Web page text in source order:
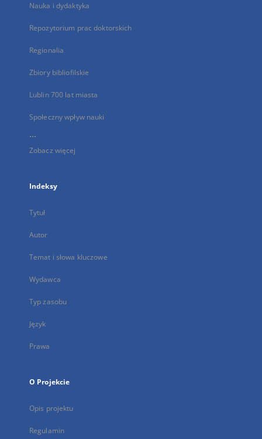
Nauka i dydaktyka
Repozytorium prac doktorskich
Regionalia
Zbiory bibliofilskie
Lublin 700 lat miasta
Społeczny wpływ nauki
...
Zobacz więcej
Indeksy
Tytuł
Autor
Temat i słowa kluczowe
Wydawca
Typ zasobu
Język
Prawa
O Projekcie
Opis projektu
Regulamin